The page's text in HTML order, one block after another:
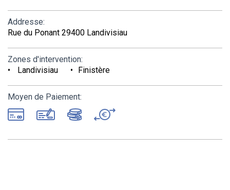
Addresse:
Rue du Ponant 29400 Landivisiau
Zones d'intervention:
Landivisiau
Finistère
Moyen de Paiement: